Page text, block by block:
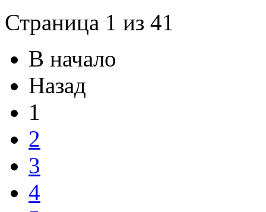
Страница 1 из 41
В начало
Назад
1
2
3
4